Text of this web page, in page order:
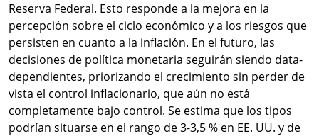
Reserva Federal. Esto responde a la mejora en la
percepción sobre el ciclo económico y a los riesgos que
persisten en cuanto a la inflación. En el futuro, las
decisiones de política monetaria seguirán siendo data-
dependientes, priorizando el crecimiento sin perder de
vista el control inflacionario, que aún no está
completamente bajo control. Se estima que los tipos
podrían situarse en el rango de 3-3,5 % en EE. UU. y de